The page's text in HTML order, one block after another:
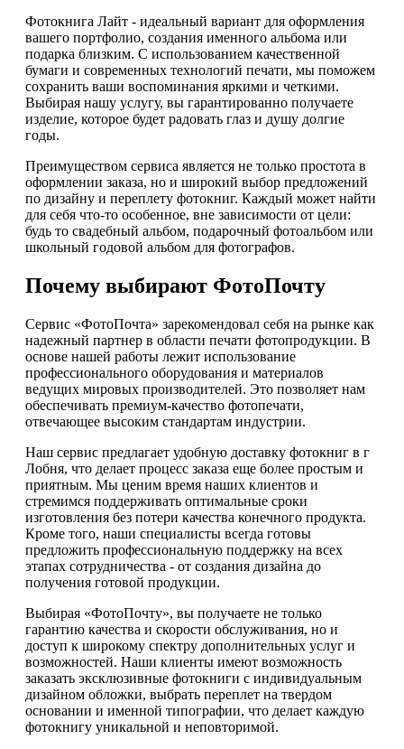
Фотокнига Лайт - идеальный вариант для оформления
вашего портфолио, создания именного альбома или
подарка близким. С использованием качественной
бумаги и современных технологий печати, мы поможем
сохранить ваши воспоминания яркими и четкими.
Выбирая нашу услугу, вы гарантированно получаете
изделие, которое будет радовать глаз и душу долгие
годы.
Преимуществом сервиса является не только простота в
оформлении заказа, но и широкий выбор предложений
по дизайну и переплету фотокниг. Каждый может найти
для себя что-то особенное, вне зависимости от цели:
будь то свадебный альбом, подарочный фотоальбом или
школьный годовой альбом для фотографов.
Почему выбирают ФотоПочту
Сервис «ФотоПочта» зарекомендовал себя на рынке как
надежный партнер в области печати фотопродукции. В
основе нашей работы лежит использование
профессионального оборудования и материалов
ведущих мировых производителей. Это позволяет нам
обеспечивать премиум-качество фотопечати,
отвечающее высоким стандартам индустрии.
Наш сервис предлагает удобную доставку фотокниг в г
Лобня, что делает процесс заказа еще более простым и
приятным. Мы ценим время наших клиентов и
стремимся поддерживать оптимальные сроки
изготовления без потери качества конечного продукта.
Кроме того, наши специалисты всегда готовы
предложить профессиональную поддержку на всех
этапах сотрудничества - от создания дизайна до
получения готовой продукции.
Выбирая «ФотоПочту», вы получаете не только
гарантию качества и скорости обслуживания, но и
доступ к широкому спектру дополнительных услуг и
возможностей. Наши клиенты имеют возможность
заказать эксклюзивные фотокниги с индивидуальным
дизайном обложки, выбрать переплет на твердом
основании и именной типографии, что делает каждую
фотокнигу уникальной и неповторимой.